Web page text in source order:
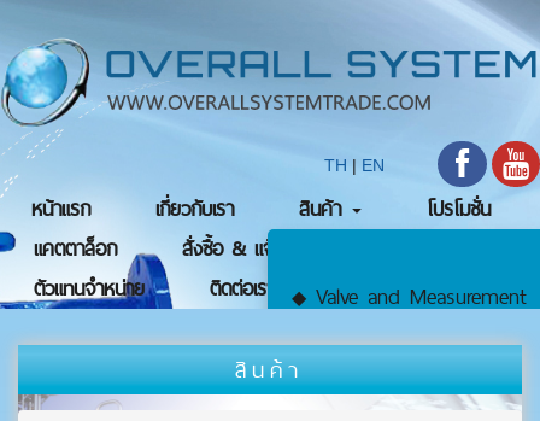
TH | EN
หน้าแรก เกี่ยวกับเรา สินค้า
◆ Valve and Measurement
●Valve
โปรโมชั่น
แคตตาล็อก
สั่งซื้อ & แจ้งชำระเงิน
ตัวแทนจำหน่าย
ติดต่อเรา
สินค้า